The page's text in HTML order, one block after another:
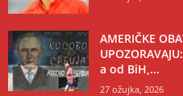
AMERIČKE
a od BiH,...
27 ožujka, 2026